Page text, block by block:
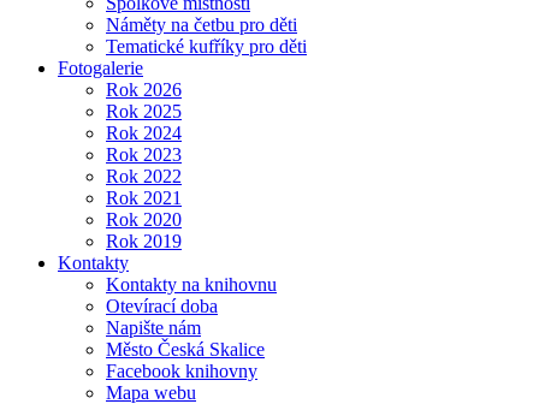
Náměty na četbu pro děti
Tematické kufříky pro děti
Fotogalerie
Rok 2026
Rok 2025
Rok 2024
Rok 2023
Rok 2022
Rok 2021
Rok 2020
Rok 2019
Kontakty
Kontakty na knihovnu
Otevírací doba
Napište nám
Město Česká Skalice
Facebook knihovny
Mapa webu